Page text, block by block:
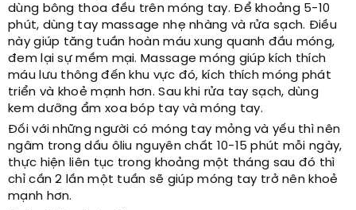
dùng bông thoa đều trên móng tay. Để khoảng 5-10
phút, dùng tay massage nhẹ nhàng và rửa sạch. Điều
này giúp tăng tuần hoàn máu xung quanh đầu móng,
đem lại sự mềm mại. Massage móng giúp kích thích
máu lưu thông đến khu vực đó, kích thích móng phát
triển và khoẻ mạnh hơn. Sau khi rửa tay sạch, dùng
kem dưỡng ẩm xoa bóp tay và móng tay.
Đối với những người có móng tay mỏng và yếu thì nên
ngâm trong dầu ôliu nguyên chất 10-15 phút mỗi ngày,
thực hiện liên tục trong khoảng một tháng sau đó thì
chỉ cần 2 lần một tuần sẽ giúp móng tay trở nên khoẻ
mạnh hơn.